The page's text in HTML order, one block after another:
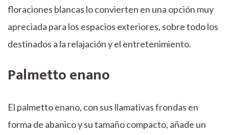
floraciones blancas lo convierten en una opción muy
apreciada para los espacios exteriores, sobre todo los
destinados a la relajación y el entretenimiento.
Palmetto enano
El palmetto enano, con sus llamativas frondas en
forma de abanico y su tamaño compacto, añade un